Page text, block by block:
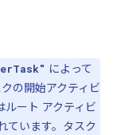
によって
の開始アクティビ
ート アクティビ
ています。タスク